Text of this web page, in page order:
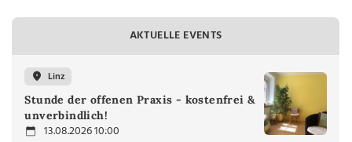
AKTUELLE EVENTS
Linz
Stunde der offenen Praxis - kostenfrei &
unverbindlich!
13.08.2026 10:00